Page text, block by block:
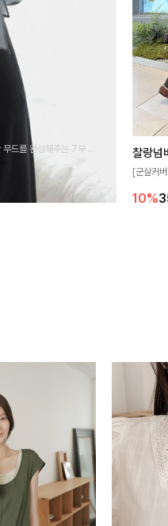
무드를 완성해주는 7부 블
련된 스타일링을 연출하
[군살커
편안하게
10%